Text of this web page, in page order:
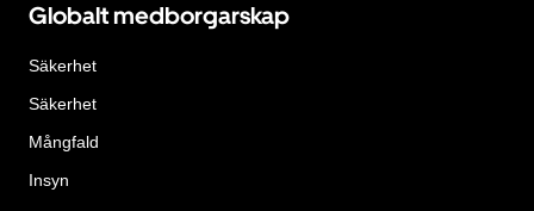
Globalt medborgarskap
Säkerhet
Säkerhet
Mångfald
Insyn